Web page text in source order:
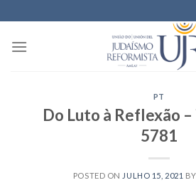
to
content
PT
Do Luto à Reflexão
5781
POSTED ON JULHO 15, 2021 BY